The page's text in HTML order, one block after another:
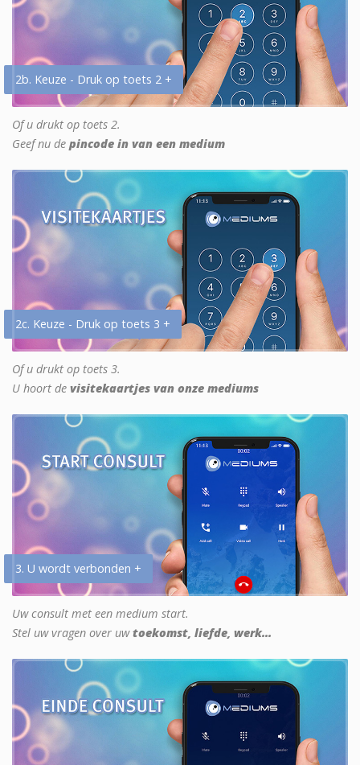
2b. Keuze - Druk op toets 2 +
Of u drukt op toets 2.
Geef nu de pincode in van een medium
2c. Keuze - Druk op toets 3 +
Of u drukt op toets 3.
U hoort de visitekaartjes van onze mediums
3. U wordt verbonden +
Uw consult met een medium start.
Stel uw vragen over uwtoekomst, liefde, werk...